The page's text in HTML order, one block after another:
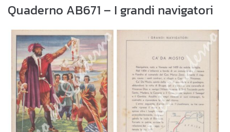
Quaderno AB671 – I grandi navigatori